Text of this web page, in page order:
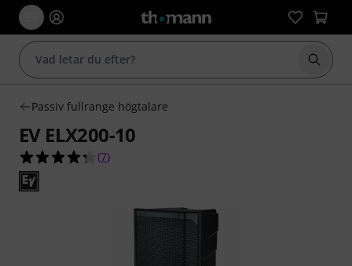
Börja
Passiv fullrange högtalare
EV ELX200-10
4.3 av 5 stjärnor från 7 kundbetyg
(7)